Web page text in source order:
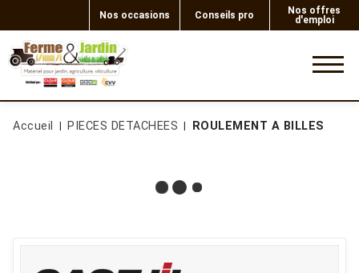
Nos occasions Conseils pro
Nos offres
d'emploi
Accueil PIECES DETACHEES ROULEMENT A BILLES